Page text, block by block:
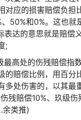
对应的损害赔偿负担
50%和0%。这也就
表达的意思就是赔偿
;
高处的伤残赔偿指
的赔偿比例，用百分
多处伤害的，以其最
残赔偿10%、玖级伤
类推)